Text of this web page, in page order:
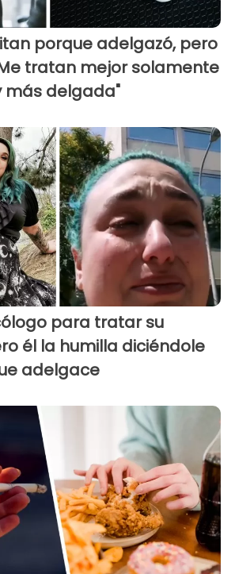
porque adelgazó, pero
tratan mejor solamente
más delgada"
para tratar su
él la humilla diciéndole
adelgace